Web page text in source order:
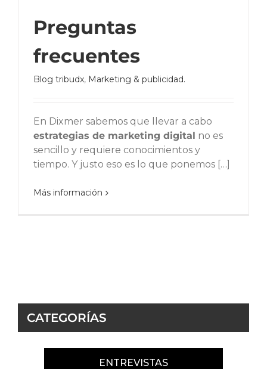
Preguntas
frecuentes
Blog tribudx, Marketing & publicidad.
En Dixmer sabemos que llevar a cabo
estrategias de marketing digital no es
sencillo y requiere conocimientos y
tiempo. Y justo eso es lo que ponemos […]
Más información
CATEGORÍAS
ENTREVISTAS